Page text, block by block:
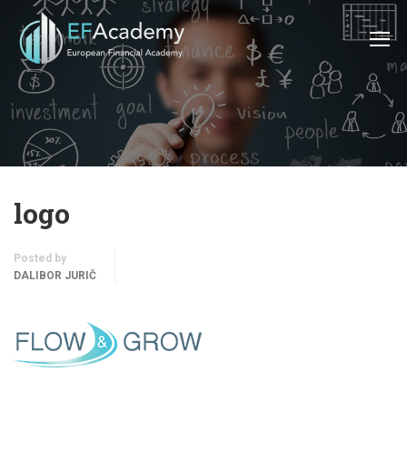
logo
Posted by
DALIBOR JURIČ